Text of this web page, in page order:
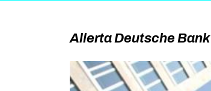
Allerta Deutsche Bank